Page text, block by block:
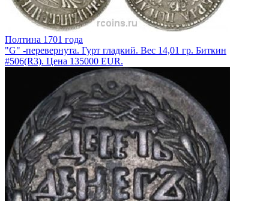
Полтина 1701 года
"G" -перевернута. Гурт гладкий. Вес 14,01 гр. Биткин
#506(R3). Цена 135000 EUR.